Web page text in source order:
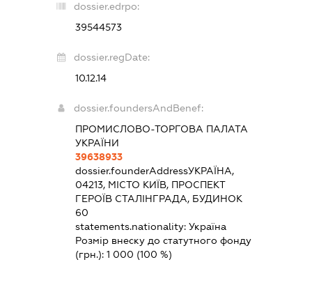
dossier.edrpo:
39544573
dossier.regDate:
10.12.14
dossier.foundersAndBenef:
ПРОМИСЛОВО-ТОРГОВА ПАЛАТА
УКРАЇНИ
39638933
dossier.founderAddressУКРАЇНА,
04213, МІСТО КИЇВ, ПРОСПЕКТ
ГЕРОЇВ СТАЛІНГРАДА, БУДИНОК
60
statements.nationality:Україна
Розмір внеску до статутного фонду
(грн.):1 000 (100 %)